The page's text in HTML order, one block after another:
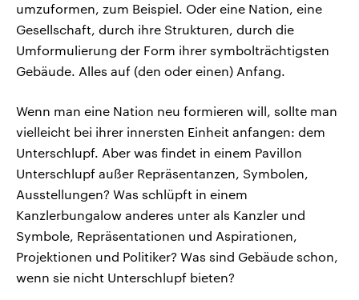
umzuformen, zum Beispiel. Oder eine Nation, eine
Gesellschaft, durch ihre Strukturen, durch die
Umformulierung der Form ihrer symbolträchtigsten
Gebäude. Alles auf (den oder einen) Anfang.
Wenn man eine Nation neu formieren will, sollte man
vielleicht bei ihrer innersten Einheit anfangen: dem
Unterschlupf. Aber was findet in einem Pavillon
Unterschlupf außer Repräsentanzen, Symbolen,
Ausstellungen? Was schlüpft in einem
Kanzlerbungalow anderes unter als Kanzler und
Symbole, Repräsentationen und Aspirationen,
Projektionen und Politiker? Was sind Gebäude schon,
wenn sie nicht Unterschlupf bieten?